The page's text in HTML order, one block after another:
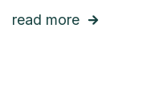
read more